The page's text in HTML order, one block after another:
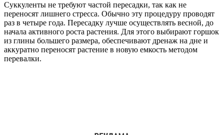
Суккуленты не требуют частой пересадки, так как не
переносят лишнего стресса. Обычно эту процедуру проводят
раз в четыре года. Пересадку лучше осуществлять весной, до
начала активного роста растения. Для этого выбирают горшок
из глины большего размера, обеспечивают дренаж на дне и
аккуратно переносят растение в новую емкость методом
перевалки.